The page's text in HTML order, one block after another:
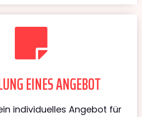
EINES ANGEBOT
individuelles Angebot für